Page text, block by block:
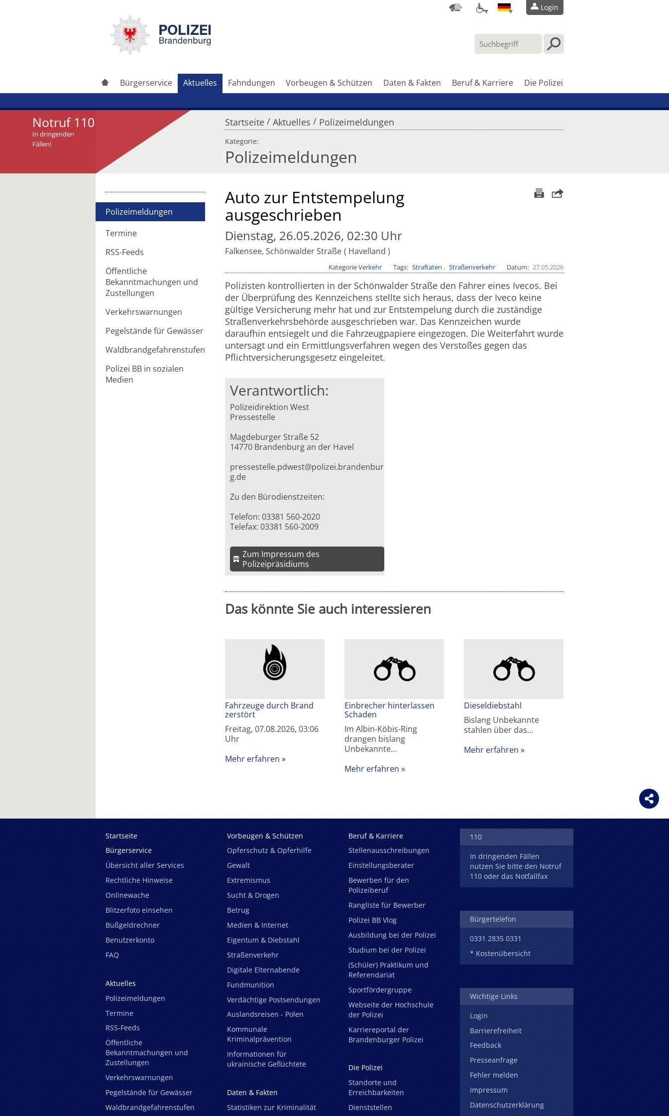
Login
Bürgerservice Aktuelles Fahndungen Vorbeugen & Schützen Daten & Fakten Beruf & Karriere Die Polizei
Notruf 110
In dringenden
Fällen!
Startseite / Aktuelles / Polizeimeldungen
Kategorie:
Polizeimeldungen
Polizeimeldungen
Termine
RSS-Feeds
Öffentliche
Bekanntmachungen und
Zustellungen
Verkehrswarnungen
Pegelstände für Gewässer
Waldbrandgefahrenstufen
Polizei BB in sozialen
Medien
Artikel weiterleiten
Auto zur Entstempelung
ausgeschrieben
Dienstag, 26.05.2026, 02:30 Uhr
Falkensee, Schönwalder Straße Havelland
KategorieVerkehr Tags Straftaten Straßenverkehr Datum 27.05.2026
Polizisten kontrollierten in der Schönwalder Straße den Fahrer eines Ivecos. Bei
der Überprüfung des Kennzeichens stellte sich heraus, dass der Iveco keine
gültige Versicherung mehr hat und zur Entstempelung durch die zuständige
Straßenverkehrsbehörde ausgeschrieben war. Das Kennzeichen wurde
daraufhin entsiegelt und die Fahrzeugpapiere eingezogen. Die Weiterfahrt wurde
untersagt und ein Ermittlungsverfahren wegen des Verstoßes gegen das
Pflichtversicherungsgesetz eingeleitet.
Verantwortlich:
Polizeidirektion West
Pressestelle
Magdeburger Straße 52
14770 Brandenburg an der Havel
pressestelle.pdwest@polizei.brandenbur
g.de
Zu den Bürodienstzeiten:
Telefon: 03381 560-2020
Telefax: 03381 560-2009
Zum Impressum des
Polizeipräsidiums
Das könnte Sie auch interessieren
Fahrzeuge durch Brand
zerstört
Freitag, 07.08.2026, 03:06
Uhr
Mehr erfahren
Einbrecher hinterlassen
Schaden
Im Albin-Köbis-Ring
drangen bislang
Unbekannte…
Mehr erfahren
Dieseldiebstahl
Bislang Unbekannte
stahlen über das…
Mehr erfahren
Startseite
Bürgerservice
Übersicht aller Services
Rechtliche Hinweise
Onlinewache
Blitzerfoto einsehen
Bußgeldrechner
Benutzerkonto
FAQ
Aktuelles
Polizeimeldungen
Termine
RSS-Feeds
Öffentliche
Bekanntmachungen und
Zustellungen
Verkehrswarnungen
Pegelstände für Gewässer
Waldbrandgefahrenstufen
Vorbeugen & Schützen
Opferschutz & Opferhilfe
Gewalt
Extremismus
Sucht & Drogen
Betrug
Medien & Internet
Eigentum & Diebstahl
Straßenverkehr
Digitale Elternabende
Fundmunition
Verdächtige Postsendungen
Auslandsreisen - Polen
Kommunale
Kriminalprävention
Informationen für
ukrainische Geflüchtete
Daten & Fakten
Statistiken zur Kriminalität
Beruf & Karriere
Stellenausschreibungen
Einstellungsberater
Bewerben für den
Polizeiberuf
Rangliste für Bewerber
Polizei BB Vlog
Ausbildung bei der Polizei
Studium bei der Polizei
(Schüler) Praktikum und
Referendariat
Sportfördergruppe
Webseite der Hochschule
der Polizei
Karriereportal der
Brandenburger Polizei
Die Polizei
Standorte und
Erreichbarkeiten
Dienststellen
110
In dringenden Fällen
nutzen Sie bitte den Notruf
110 oder das Notfallfax
Bürgertelefon
0331 2835 0331
* Kostenübersicht
Wichtige Links
Login
Barrierefreiheit
Feedback
Presseanfrage
Fehler melden
Impressum
Datenschutzerklärung